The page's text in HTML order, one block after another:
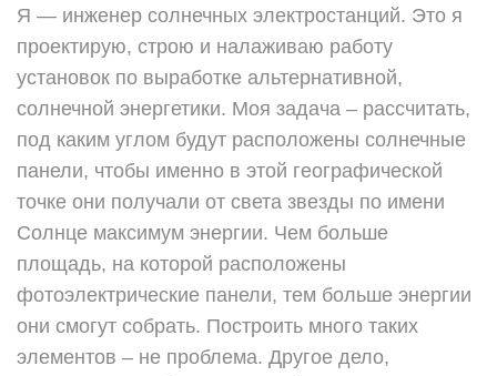
Я — инженер солнечных электростанций. Это я
проектирую, строю и налаживаю работу
установок по выработке альтернативной,
солнечной энергетики. Моя задача – рассчитать,
под каким углом будут расположены солнечные
панели, чтобы именно в этой географической
точке они получали от света звезды по имени
Солнце максимум энергии. Чем больше
площадь, на которой расположены
фотоэлектрические панели, тем больше энергии
они смогут собрать. Построить много таких
элементов – не проблема. Другое дело,